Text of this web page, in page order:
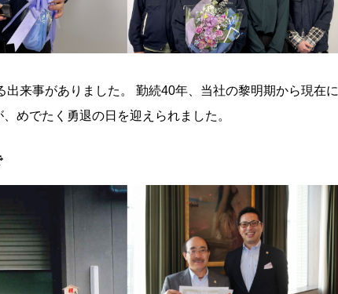
来事がありました。 勤続40年、当社の黎明期から現在に
めでたく勇退の日を迎えられました。